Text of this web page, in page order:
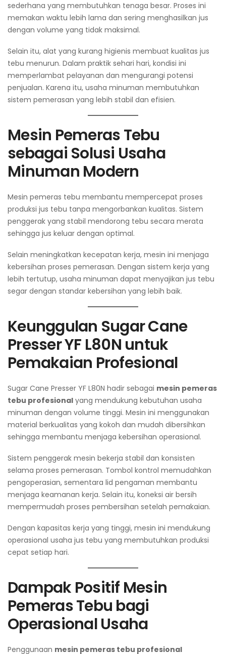
sederhana yang membutuhkan tenaga besar. Proses ini
memakan waktu lebih lama dan sering menghasilkan jus
dengan volume yang tidak maksimal.
Selain itu, alat yang kurang higienis membuat kualitas jus
tebu menurun. Dalam praktik sehari hari, kondisi ini
memperlambat pelayanan dan mengurangi potensi
penjualan. Karena itu, usaha minuman membutuhkan
sistem pemerasan yang lebih stabil dan efisien.
Mesin Pemeras Tebu
sebagai Solusi Usaha
Minuman Modern
Mesin pemeras tebu membantu mempercepat proses
produksi jus tebu tanpa mengorbankan kualitas. Sistem
penggerak yang stabil mendorong tebu secara merata
sehingga jus keluar dengan optimal.
Selain meningkatkan kecepatan kerja, mesin ini menjaga
kebersihan proses pemerasan. Dengan sistem kerja yang
lebih tertutup, usaha minuman dapat menyajikan jus tebu
segar dengan standar kebersihan yang lebih baik.
Keunggulan Sugar Cane
Presser YF L80N untuk
Pemakaian Profesional
Sugar Cane Presser YF L80N hadir sebagai mesin pemeras
tebu profesional yang mendukung kebutuhan usaha
minuman dengan volume tinggi. Mesin ini menggunakan
material berkualitas yang kokoh dan mudah dibersihkan
sehingga membantu menjaga kebersihan operasional.
Sistem penggerak mesin bekerja stabil dan konsisten
selama proses pemerasan. Tombol kontrol memudahkan
pengoperasian, sementara lid pengaman membantu
menjaga keamanan kerja. Selain itu, koneksi air bersih
mempermudah proses pembersihan setelah pemakaian.
Dengan kapasitas kerja yang tinggi, mesin ini mendukung
operasional usaha jus tebu yang membutuhkan produksi
cepat setiap hari.
Dampak Positif Mesin
Pemeras Tebu bagi
Operasional Usaha
Penggunaan mesin pemeras tebu profesional